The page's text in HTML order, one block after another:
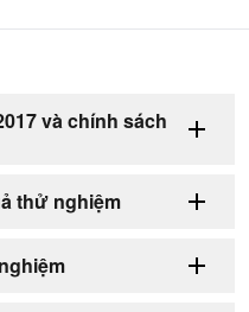
và chính sách
thử nghiệm